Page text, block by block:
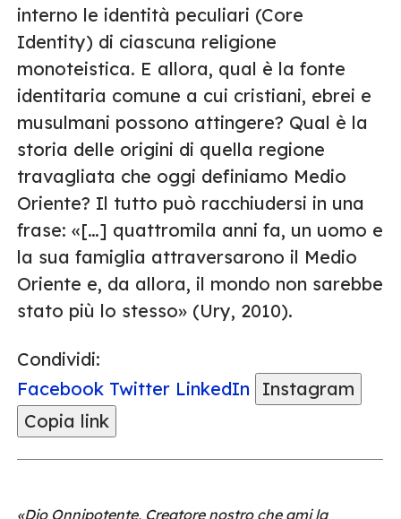
interno le identità peculiari (Core
Identity) di ciascuna religione
monoteistica. E allora, qual è la fonte
identitaria comune a cui cristiani, ebrei e
musulmani possono attingere? Qual è la
storia delle origini di quella regione
travagliata che oggi definiamo Medio
Oriente? Il tutto può racchiudersi in una
frase: «[…] quattromila anni fa, un uomo e
la sua famiglia attraversarono il Medio
Oriente e, da allora, il mondo non sarebbe
stato più lo stesso» (Ury, 2010).
Condividi:
Facebook Twitter LinkedIn
Instagram
Copia link
«Dio Onnipotente, Creatore nostro che ami la